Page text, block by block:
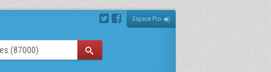
Espace Pro